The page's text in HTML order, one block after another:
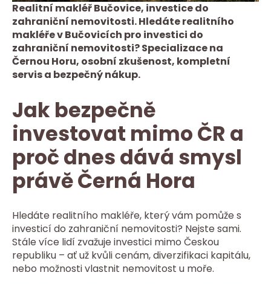
Realitní makléř Bučovice, investice do
zahraniční nemovitosti. Hledáte realitního
makléře v Bučovicích pro investici do
zahraniční nemovitosti? Specializace na
Černou Horu, osobní zkušenost, kompletní
servis a bezpečný nákup.
Jak bezpečně
investovat mimo ČR a
proč dnes dává smysl
právě Černá Hora
Hledáte realitního makléře, který vám pomůže s
investicí do zahraniční nemovitosti? Nejste sami.
Stále více lidí zvažuje investici mimo Českou
republiku – ať už kvůli cenám, diverzifikaci kapitálu,
nebo možnosti vlastnit nemovitost u moře.